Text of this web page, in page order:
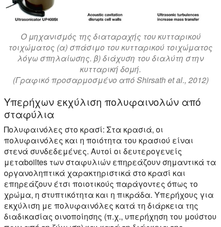
Ο μηχανισμός της διαταραχής του κυτταρικού
τοιχώματος (α) σπάσιμο του κυτταρικού τοιχώματος
λόγω σπηλαίωσης. β) διάχυση του διαλύτη στην
κυτταρική δομή.
(Γραφικό προσαρμοσμένο από Shirsath et al., 2012)
Υπερήχων εκχύλιση πολυφαινολών από
σταφύλια
Πολυφαινόλες στο κρασί: Στα κρασιά, οι
πολυφαινόλες και η ποιότητα του κρασιού είναι
στενά συνδεδεμένες. Αυτοί οι δευτερογενείς
μεταboiltes των σταφυλιών επηρεάζουν σημαντικά τα
οργανοληπτικά χαρακτηριστικά στο κρασί και
επηρεάζουν έτσι ποιοτικούς παράγοντες όπως το
χρώμα, η στυπτικότητα και η πικράδα. Υπερήχους για
εκχύλιση με πολυφαινόλες κατά τη διάρκεια της
διαδικασίας οινοποίησης (π.χ., υπερήχηση του μούστου